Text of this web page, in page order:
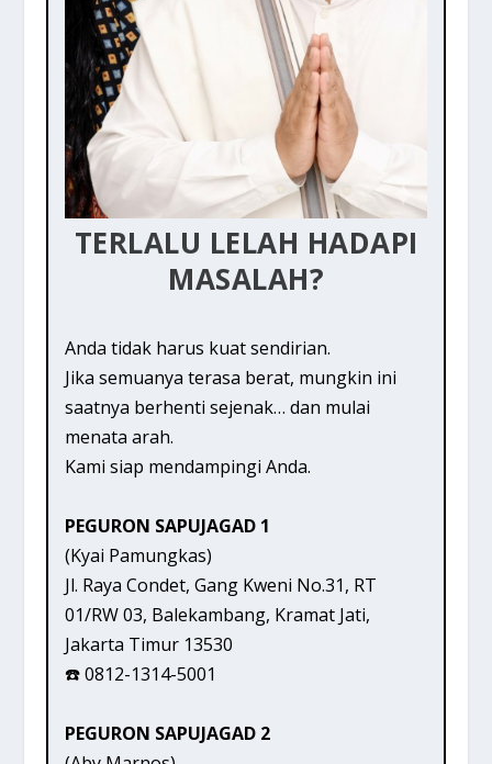
TERLALU LELAH HADAPI
MASALAH?
Anda tidak harus kuat sendirian.
Jika semuanya terasa berat, mungkin ini
saatnya berhenti sejenak… dan mulai
menata arah.
Kami siap mendampingi Anda.
PEGURON SAPUJAGAD 1
(Kyai Pamungkas)
Jl. Raya Condet, Gang Kweni No.31, RT
01/RW 03, Balekambang, Kramat Jati,
Jakarta Timur 13530
☎️ 0812-1314-5001
PEGURON SAPUJAGAD 2